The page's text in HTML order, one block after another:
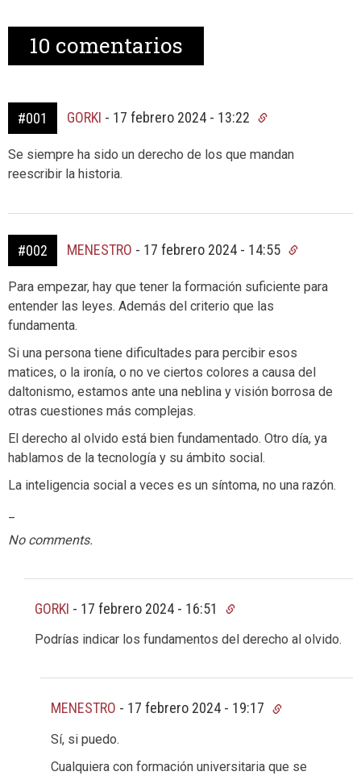
10 comentarios
#001 GORKI - 17 febrero 2024 - 13:22
Se siempre ha sido un derecho de los que mandan
reescribir la historia.
#002 MENESTRO - 17 febrero 2024 - 14:55
Para empezar, hay que tener la formación suficiente para
entender las leyes. Además del criterio que las
fundamenta.
Si una persona tiene dificultades para percibir esos
matices, o la ironía, o no ve ciertos colores a causa del
daltonismo, estamos ante una neblina y visión borrosa de
otras cuestiones más complejas.
El derecho al olvido está bien fundamentado. Otro día, ya
hablamos de la tecnología y su ámbito social.
La inteligencia social a veces es un síntoma, no una razón.
No comments.
GORKI - 17 febrero 2024 - 16:51
Podrías indicar los fundamentos del derecho al olvido.
MENESTRO - 17 febrero 2024 - 19:17
Sí, si puedo.
Cualquiera con formación universitaria que se